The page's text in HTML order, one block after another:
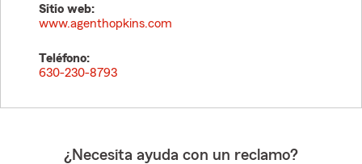
Sitio web:
www.agenthopkins.com
Teléfono:
630-230-8793
¿Necesita ayuda con un reclamo?